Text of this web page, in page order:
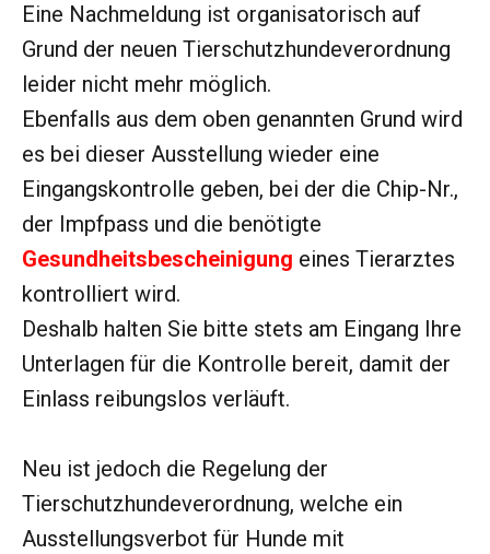
Eine Nachmeldung ist organisatorisch auf
Grund der neuen Tierschutzhundeverordnung
leider nicht mehr möglich.
Ebenfalls aus dem oben genannten Grund wird
es bei dieser Ausstellung wieder eine
Eingangskontrolle geben, bei der die Chip-Nr.,
der Impfpass und die benötigte
Gesundheitsbescheinigung eines Tierarztes
kontrolliert wird.
Deshalb halten Sie bitte stets am Eingang Ihre
Unterlagen für die Kontrolle bereit, damit der
Einlass reibungslos verläuft.
Neu ist jedoch die Regelung der
Tierschutzhundeverordnung, welche ein
Ausstellungsverbot für Hunde mit